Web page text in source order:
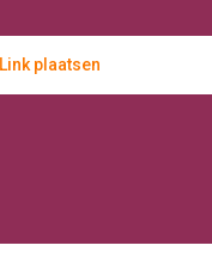
Link plaatsen